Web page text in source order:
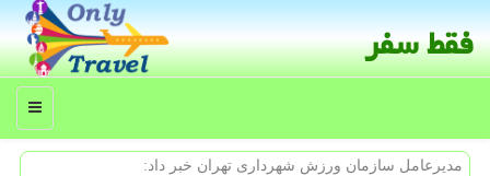
فقط سفر
منو
مدیرعامل سازمان ورزش شهرداری تهران خبر داد: